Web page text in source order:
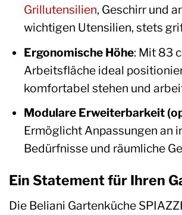
Grillutensilien, Geschirr und
wichtigen Utensilien, stets
Ergonomische Höhe: Mit 83
Arbeitsfläche ideal
komfortabel stehen und
Modulare Erweiterbarkeit
Ermöglicht Anpassungen an
Bedürfnisse und räumliche
Ein Statement für Ihren
Die Beliani Gartenküche